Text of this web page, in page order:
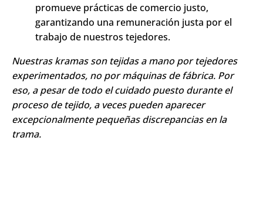
promueve prácticas de comercio justo,
garantizando una remuneración justa por el
trabajo de nuestros tejedores.
Nuestras kramas son tejidas a mano por tejedores
experimentados, no por máquinas de fábrica. Por
eso, a pesar de todo el cuidado puesto durante el
proceso de tejido, a veces pueden aparecer
excepcionalmente pequeñas discrepancias en la
trama.